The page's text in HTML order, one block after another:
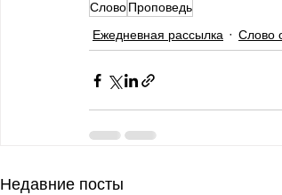
СловоПроповедь
Ежедневная рассылка
Слово
Недавние посты